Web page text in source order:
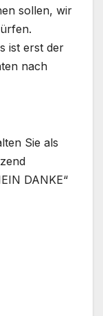
sollen, wir
ist erst der
nach
Sie als
DANKE“